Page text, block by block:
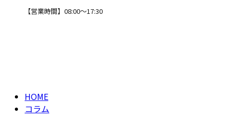
【営業時間】08:00～17:30
HOME
コラム